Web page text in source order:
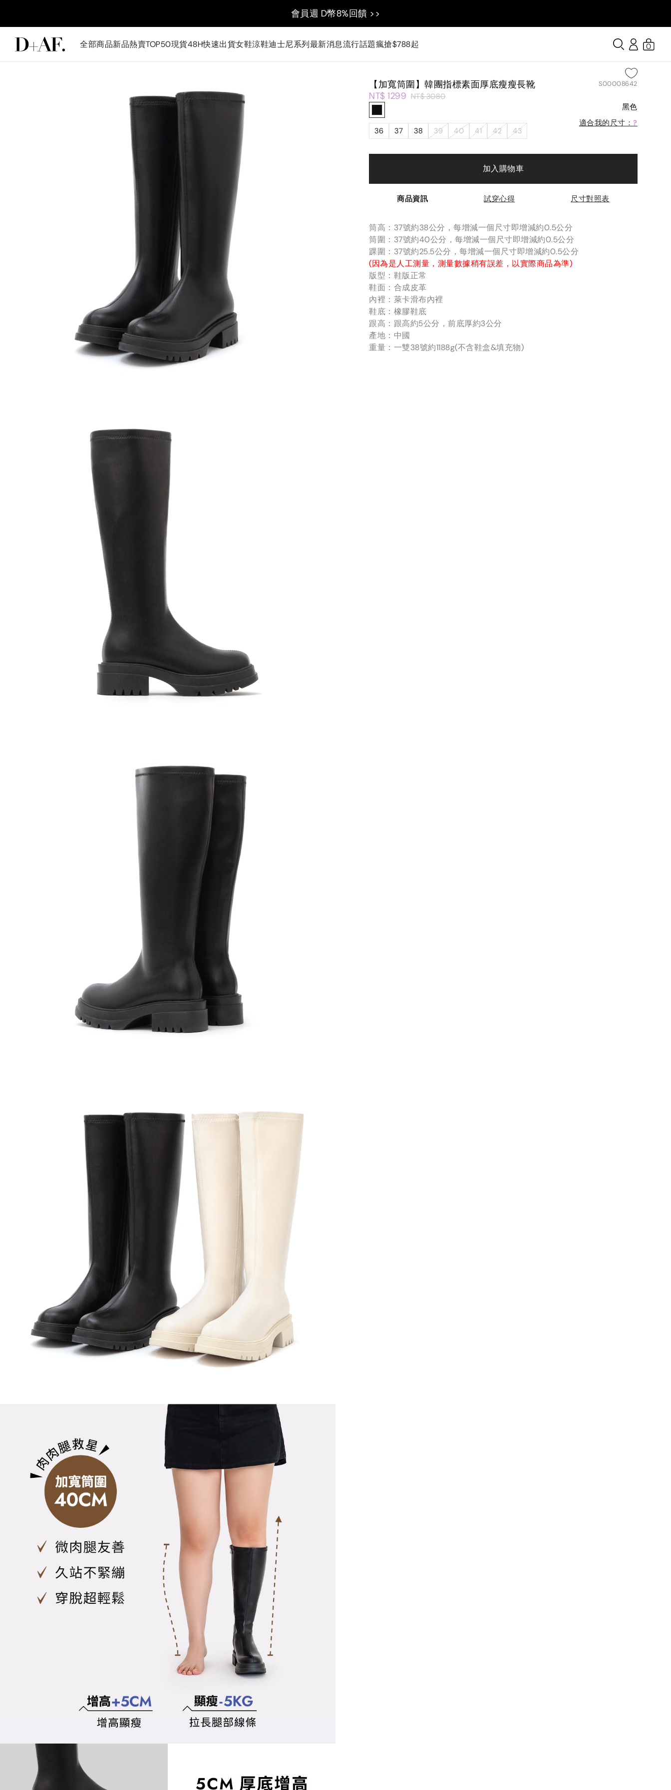
會員週 D幣8%回饋 >>
全部商品新品熱賣TOP50現貨48H快速出貨女鞋涼鞋迪士尼系列最新消息流行話題瘋搶$788起 0
【加寬筒圍】韓團指標素面厚底瘦瘦長靴 S00008642
NT$ 1299 NT$ 3080
黑色
36 37 38 39 40 41 42 43
適合我的尺寸：?
加入購物車
商品資訊 試穿心得 尺寸對照表
筒高：37號約38公分，每增減一個尺寸即增減約0.5公分
筒圍：37號約40公分，每增減一個尺寸即增減約0.5公分
踝圍：37號約25.5公分，每增減一個尺寸即增減約0.5公分
(因為是人工測量，測量數據稍有誤差，以實際商品為準)
版型：鞋版正常
鞋面：合成皮革
內裡：萊卡滑布內裡
鞋底：橡膠鞋底
跟高：跟高約5公分，前底厚約3公分
產地：中國
重量：一雙38號約1188g(不含鞋盒&填充物)